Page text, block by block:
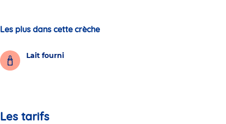
Les plus dans cette crèche
Lait fourni
Les tarifs